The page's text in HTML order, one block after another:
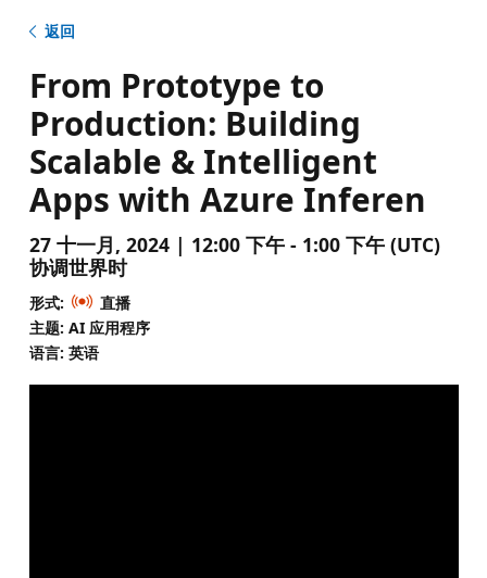
返回
From Prototype to
Production: Building
Scalable & Intelligent
Apps with Azure Inferen
27 十一月, 2024 | 12:00 下午 - 1:00 下午 (UTC)
协调世界时
形式:
直播
主题: AI 应用程序
语言: 英语